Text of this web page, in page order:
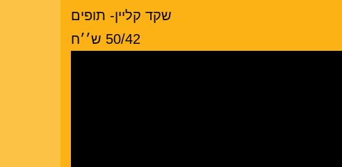
שקד קליין- תופים
50/42 ש׳׳ח